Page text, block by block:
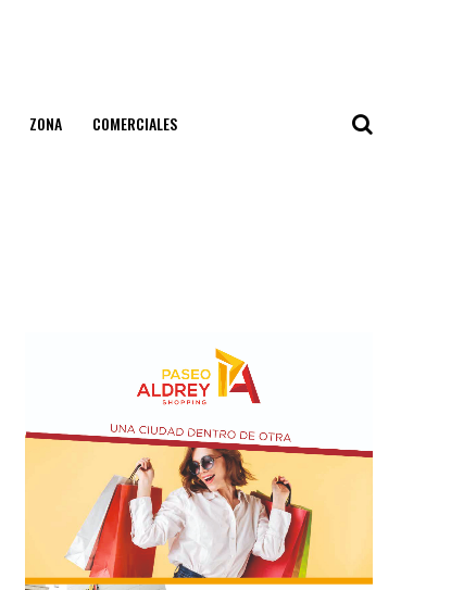
ZONA COMERCIALES